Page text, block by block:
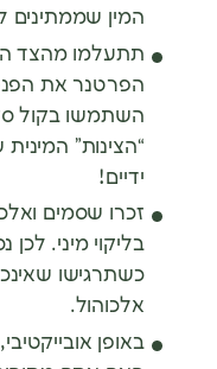
המין שממתינים
תתעלמו מהצד
הפרטנר את
השתמשו בקול
“הצינות”
ידיים!
זכרו שסמים
בליקוי מיני. לכן
כשתרגישו
אלכוהול.
באופן